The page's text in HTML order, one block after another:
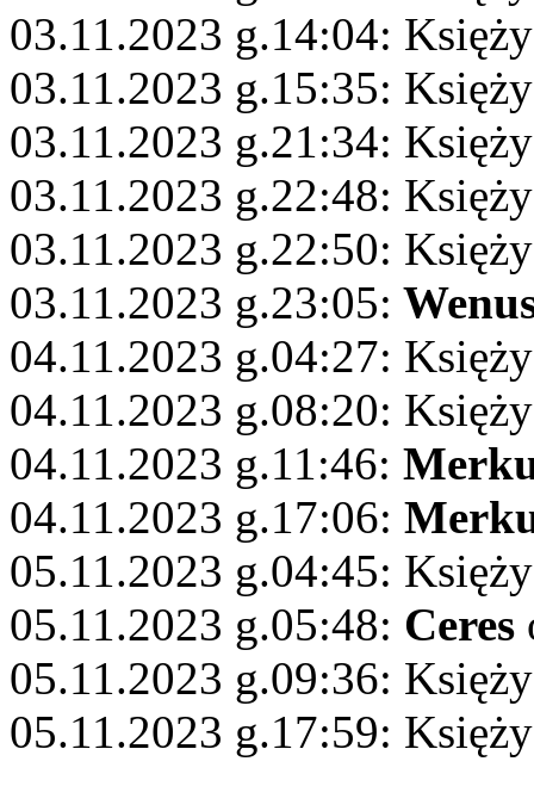
03.11.2023 g.14:04:
03.11.2023 g.15:35:
03.11.2023 g.21:34:
03.11.2023 g.22:48:
03.11.2023 g.22:50:
03.11.2023 g.23:05:
04.11.2023 g.04:27:
04.11.2023 g.08:20:
04.11.2023 g.11:46:
04.11.2023 g.17:06:
05.11.2023 g.04:45:
05.11.2023 g.05:48: Ceres
05.11.2023 g.09:36:
05.11.2023 g.17:59: